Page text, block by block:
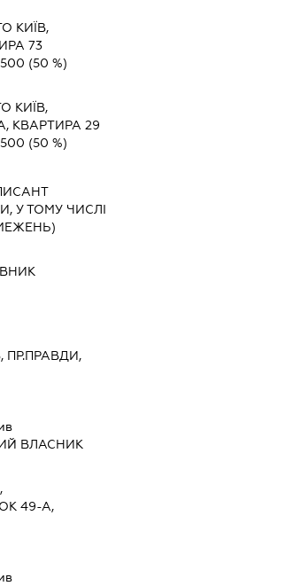
КИЇВ,
73
(50 %)
КИЇВ,
КВАРТИРА 29
(50 %)
У ТОМУ ЧИСЛІ
ПР.ПРАВДИ,
ВЛАСНИК
49-А,